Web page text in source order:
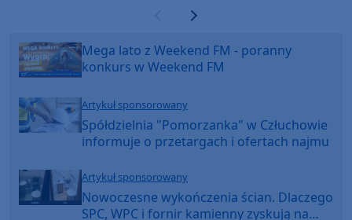
Poprzednia strona
Następna strona
Mega lato z Weekend FM - poranny
konkurs w Weekend FM
Artykuł sponsorowany
Spółdzielnia "Pomorzanka" w Człuchowie
informuje o przetargach i ofertach najmu
Artykuł sponsorowany
Nowoczesne wykończenia ścian. Dlaczego
SPC, WPC i fornir kamienny zyskują na